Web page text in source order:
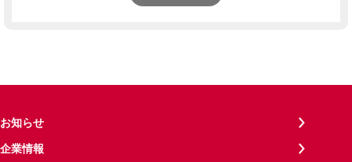
お知らせ
企業情報